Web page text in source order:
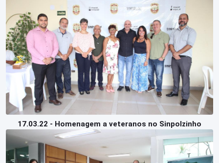
17.03.22 - Homenagem a veteranos no Sinpolzinho